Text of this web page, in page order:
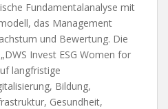
Fundamentalanalyse mit
das Management
und Bewertung. Die
Invest ESG Women for
langfristige
Bildung,
Gesundheit,